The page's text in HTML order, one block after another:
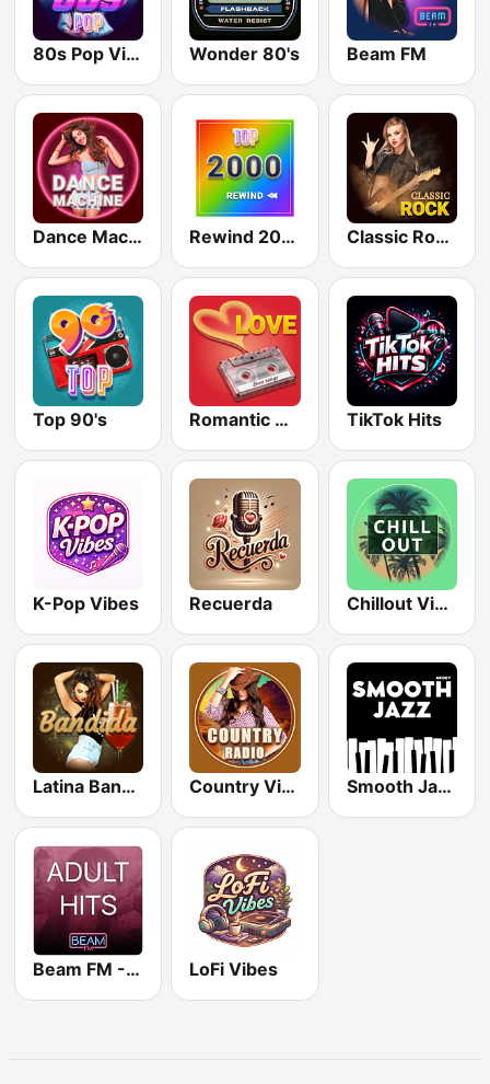
80s Pop Vibes Wonder 80's Beam FM
Dance Machine Rewind 2000's Classic Rock Station
Top 90's Romantic Vibes TikTok Hits
K-Pop Vibes Recuerda Chillout Vibes
Latina Bandida! Country Vibes Smooth Jazz - Groov
Beam FM - Adult Hits LoFi Vibes